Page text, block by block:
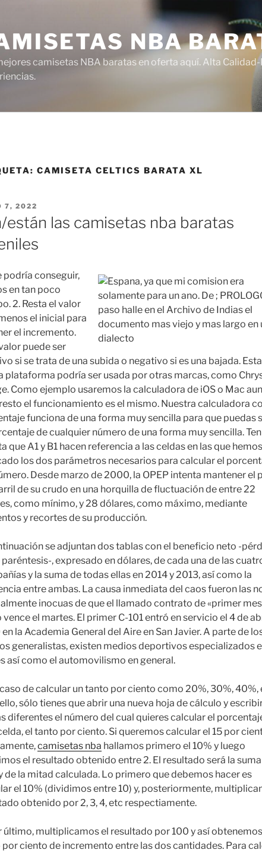
NBA
camisetas NBA baratas en oferta aquí. Alta
CAMISETA CELTICS BARATA XL
7, 2022
están las camisetas nba baratas
podría conseguir,
en tan poco
2. Resta el valor
el inicial para
el incremento.
puede ser
si se trata de una subida o negativo si es una bajada. Esta
plataforma podría ser usada por otras marcas, como
Como ejemplo usaremos la calculadora de iOS o Mac
el funcionamiento es el mismo. Nuestra calculadora
funciona de una forma muy sencilla para que puedas
de cualquier número de una forma muy sencilla.
que A1 y B1 hacen referencia a las celdas en las que
los dos parámetros necesarios para calcular el
Desde marzo de 2000, la OPEP intenta mantener el
de su crudo en una horquilla de fluctuación de entre 22
como mínimo, y 28 dólares, como máximo, mediante
y recortes de su producción.
se adjuntan dos tablas con el beneficio neto -
, expresado en dólares, de cada una de las
y la suma de todas ellas en 2014 y 2013, así como la
entre ambas. La causa inmediata del caos fueron las
inocuas de que el llamado contrato de «primer
vence el martes. El primer C-101 entró en servicio el 4 de
la Academia General del Aire en San Javier. A parte de
generalistas, existen medios deportivos especializados
así como el automovilismo en general.
caso de calcular un tanto por ciento como 20%, 30%, 40%,
sólo tienes que abrir una nueva hoja de cálculo y
diferentes el número del cual quieres calcular el
el tanto por ciento. Si queremos calcular el 15 por
camisetas nba hallamos primero el 10% y luego
el resultado obtenido entre 2. El resultado será la
de la mitad calculada. Lo primero que debemos hacer es
el 10% (dividimos entre 10) y, posteriormente,
obtenido por 2, 3, 4, etc respectiamente.
último, multiplicamos el resultado por 100 y así
ciento de incremento entre las dos cantidades. Para